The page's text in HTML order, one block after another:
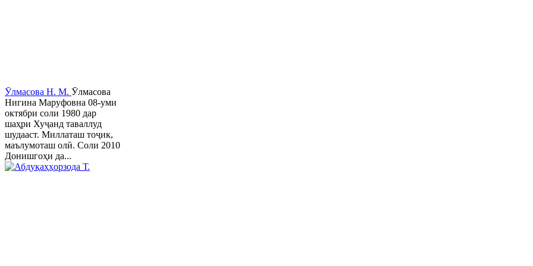
Ӯлмасова Н. М. Ӯлмасова
Нигина Маруфовна 08-уми
октябри соли 1980 дар
шаҳри Хуҷанд таваллуд
шудааст. Миллаташ тоҷик,
маълумоташ олӣ. Соли 2010
Донишгоҳи да...